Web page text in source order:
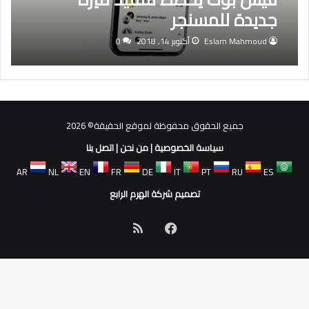
جديدة للمسنجر
Eslam Mahmoud أكتوبر 14, 2018 0
جميع الحقوق محفوظة لموقع الحقيقة© 2026
سياسة الخصوصية|من نحن|اتصل بنا
AR
NL EN FR DE IT PT RU
ES
تصميم شركة الهرم الرابع
فيسبوك
الموقع